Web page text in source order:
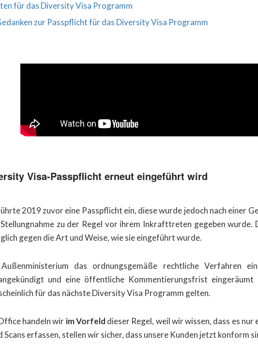
für das Diversity Visa Programm
zur Passpflicht für das Diversity Visa Programm
Visa-Passpflicht erneut eingeführt wird
2019 zuvor eine Passpflicht ein, diese wurde jedoch nach einer
zu der Regel vor ihrem Inkrafttreten gegeben wurde.
gegen die Art und Weise, wie sie eingeführt wurde.
das ordnungsgemäße rechtliche Verfahren
und eine öffentliche Kommentierungsfrist
für das nächste Diversity Visa Programm gelten.
handeln wir im Vorfeld dieser Regel, weil wir wissen, dass es
Scans erfassen, stellen wir sicher, dass unsere Kunden jetzt konform